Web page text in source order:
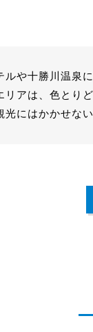
ルや十勝川温泉
リアは、色とり
光にはかかせな